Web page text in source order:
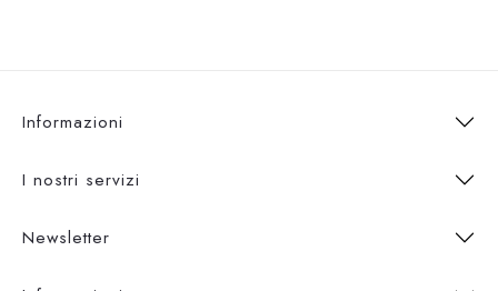
Informazioni
I nostri servizi
Newsletter